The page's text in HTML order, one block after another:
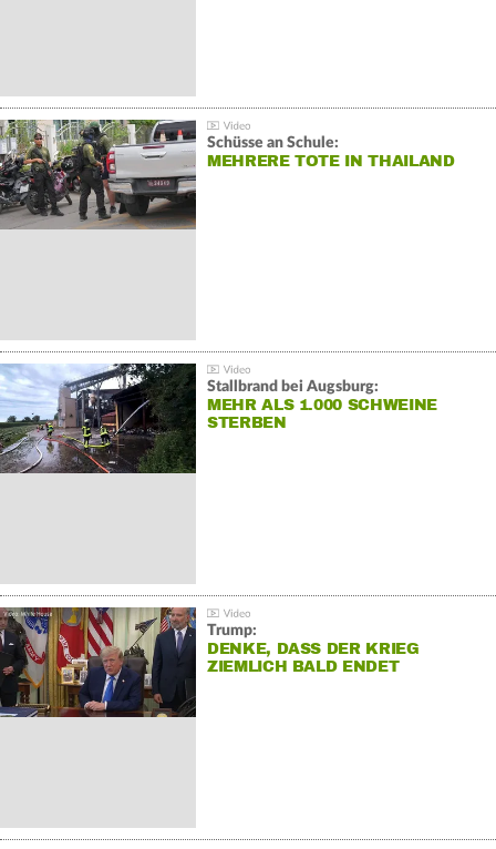
Schüsse an Schule:
MEHRERE TOTE IN THAILAND
Stallbrand bei Augsburg:
MEHR ALS 1.000 SCHWEINE
STERBEN
Trump:
DENKE, DASS DER KRIEG
ZIEMLICH BALD ENDET